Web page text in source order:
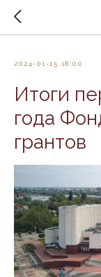
2024-01-15 18:00
Итоги
года
грантов